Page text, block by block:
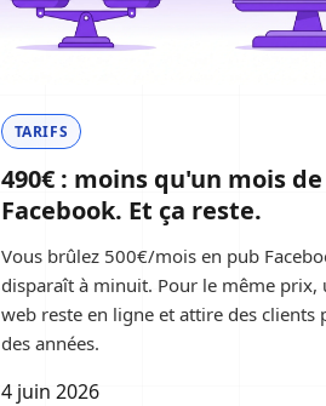
TARIFS
490€ : moins qu'un mois
Facebook. Et ça reste.
Vous brûlez 500€/mois en pub
disparaît à minuit. Pour le même prix,
web reste en ligne et attire des clients
des années.
4 juin 2026